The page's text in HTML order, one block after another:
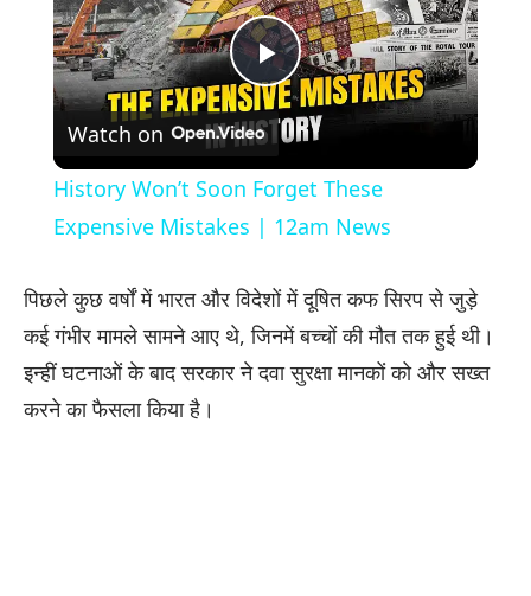
Play
Video
Watch on
History Won’t Soon Forget These
Expensive Mistakes | 12am News
पिछले कुछ वर्षों में भारत और विदेशों में दूषित कफ सिरप से जुड़े
कई गंभीर मामले सामने आए थे, जिनमें बच्चों की मौत तक हुई थी।
इन्हीं घटनाओं के बाद सरकार ने दवा सुरक्षा मानकों को और सख्त
करने का फैसला किया है।